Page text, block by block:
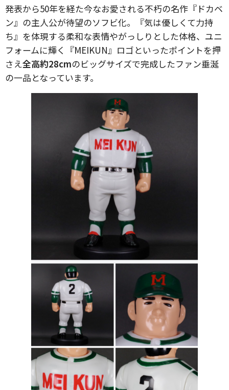
発表から50年を経た今なお愛される不朽の名作『ドカベ
ン』の主人公が待望のソフビ化。『気は優しくて力持
ち』を体現する柔和な表情やがっしりとした体格、ユニ
フォームに輝く『MEIKUN』ロゴといったポイントを押
さえ全高約28cmのビッグサイズで完成したファン垂涎
の一品となっています。